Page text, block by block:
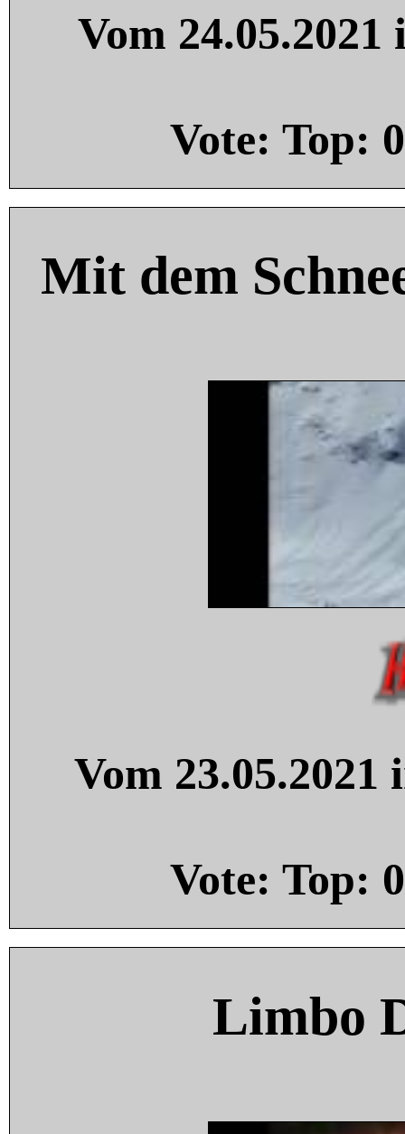
Vom
Vote: Top: 0
Mit dem
Vom
Vote: Top: 0
Limbo